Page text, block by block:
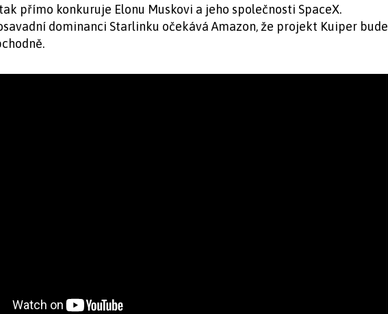
přímo konkuruje Elonu Muskovi a jeho společnosti SpaceX.
dominanci Starlinku očekává Amazon, že projekt Kuiper bude